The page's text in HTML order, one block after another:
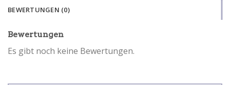
BEWERTUNGEN (0)
Bewertungen
Es gibt noch keine Bewertungen.